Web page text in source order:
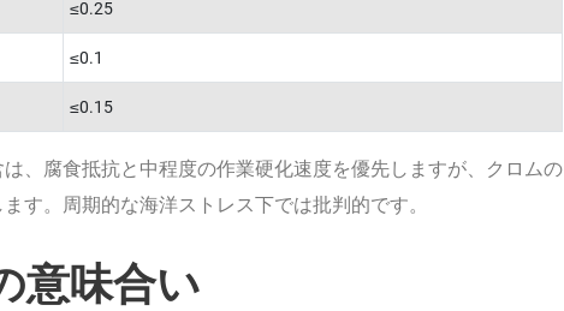
≤0.25
≤0.1
≤0.15
、腐食抵抗と中程度の作業硬化速度を優先しますが、クロムの
す。周期的な海洋ストレス下では批判的です。
意味合い